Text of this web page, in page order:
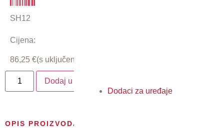
Dodaci za uređaje
SH12
Cijena:
86,25 €(s uključenim PDV-om)
Dodaj u košaricu
OPIS PROIZVODA